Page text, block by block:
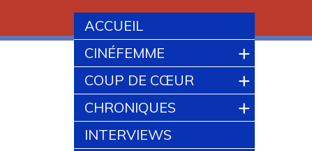
ACCUEIL
CINÉFEMME
+
COUP DE CŒUR +
CHRONIQUES +
INTERVIEWS